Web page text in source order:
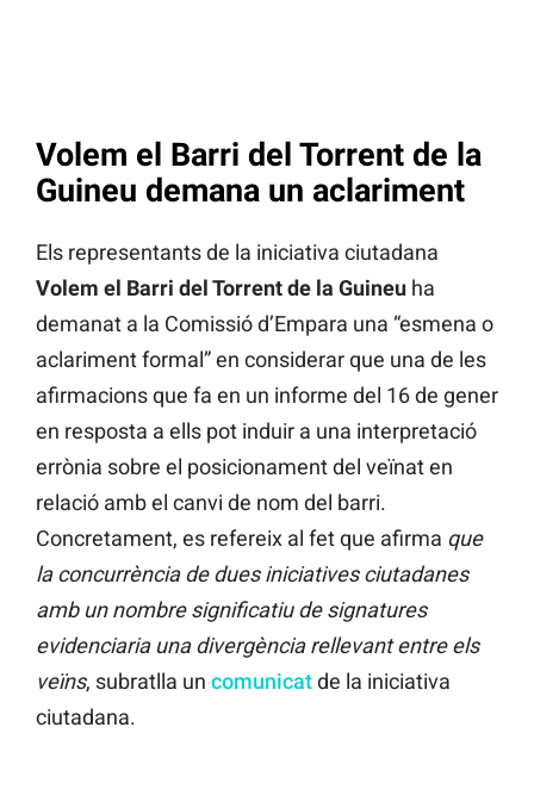
Volem el Barri del Torrent de la
Guineu demana un aclariment
Els representants de la iniciativa ciutadana
Volem el Barri del Torrent de la Guineu ha
demanat a la Comissió d’Empara una “esmena o
aclariment formal” en considerar que una de les
afirmacions que fa en un informe del 16 de gener
en resposta a ells pot induir a una interpretació
errònia sobre el posicionament del veïnat en
relació amb el canvi de nom del barri.
Concretament, es refereix al fet que afirma que
la concurrència de dues iniciatives ciutadanes
amb un nombre significatiu de signatures
evidenciaria una divergència rellevant entre els
veïns, subratlla un comunicatde la iniciativa
ciutadana.